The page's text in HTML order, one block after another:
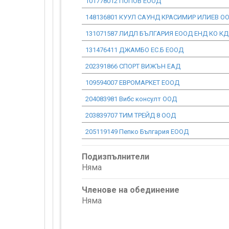
148136801 КУУЛ САУНД КРАСИМИР ИЛИЕВ
131071587 ЛИДЛ БЪЛГАРИЯ ЕООД ЕНД КО КД
131476411 ДЖАМБО ЕС.Б ЕООД
202391866 СПОРТ ВИЖЪН ЕАД
109594007 ЕВРОМАРКЕТ ЕООД
204083981 Вибс консулт ООД
203839707 ТИМ ТРЕЙД 8 ООД
205119149 Пепко България ЕООД
Подизпълнители
Няма
Членове на обединение
Няма